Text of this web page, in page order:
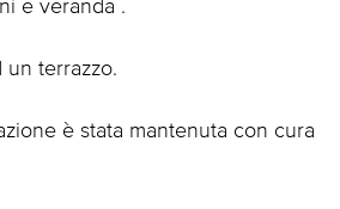
e veranda .
terrazzo.
è stata mantenuta con cura